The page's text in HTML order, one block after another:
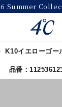
Summer
K10イエローゴ
品番：